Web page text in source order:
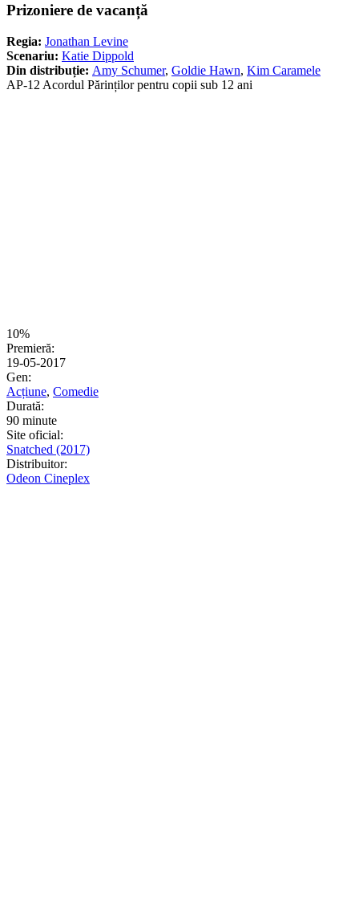
Prizoniere de vacanță
Regia: Jonathan Levine
Scenariu: Katie Dippold
Din distribuție: Amy Schumer, Goldie Hawn, Kim Caramele
AP-12 Acordul Părinților pentru copii sub 12 ani
10%
Premieră:
19-05-2017
Gen:
Acțiune, Comedie
Durată:
90 minute
Site oficial:
Snatched (2017)
Distribuitor:
Odeon Cineplex